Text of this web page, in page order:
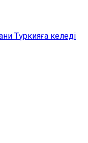
Түркияға келеді